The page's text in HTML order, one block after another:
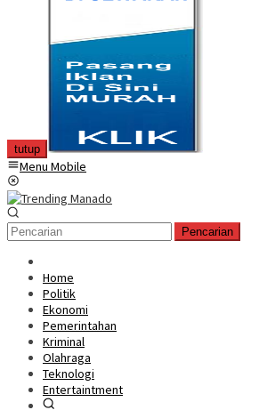
tutup
Menu Mobile
Pencarian
Home
Politik
Ekonomi
Pemerintahan
Kriminal
Olahraga
Teknologi
Entertaintment